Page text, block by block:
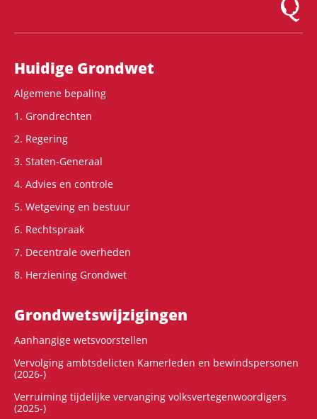
Hoofdnavigatie
Huidige Grondwet
Algemene bepaling
1. Grondrechten
2. Regering
3. Staten-Generaal
4. Advies en controle
5. Wetgeving en bestuur
6. Rechtspraak
7. Decentrale overheden
8. Herziening Grondwet
Grondwets­wijzigingen
Aanhangige wetsvoorstellen
Vervolging ambtsdelicten Kamerleden en bewindspersonen
(2026-)
Verruiming tijdelijke vervanging volksvertegenwoordigers
(2025-)